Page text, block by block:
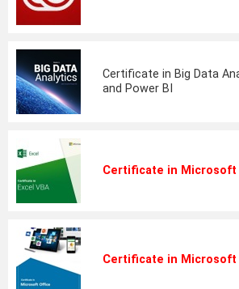
Certificate in Big Data
and Power BI
Certificate in Microsoft
Certificate in Microsoft